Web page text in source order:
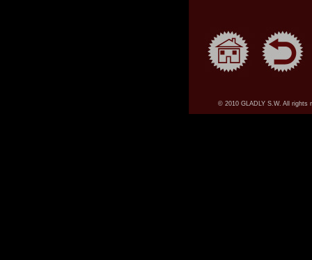
© 2010 GLADLY S.W. All